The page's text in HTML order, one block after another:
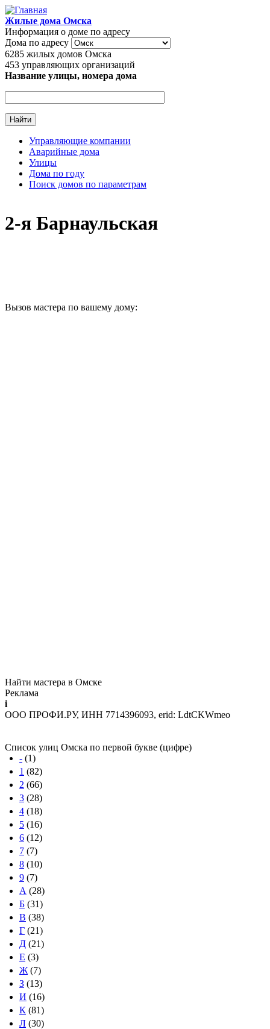
Перейти к основному содержанию
Жилые дома Омска
Информация о доме по адресу
Дома по адресу
6285 жилых домов Омска
453 управляющих организаций
Название улицы, номера дома
Главное меню
Управляющие компании
Аварийные дома
Улицы
Дома по году
Поиск домов по параметрам
2-я Барнаульская
Вызов мастера по вашему дому:
Найти мастера в Омске
Реклама
i
ООО ПРОФИ.РУ, ИНН 7714396093, erid: LdtCKWmeo
Список улиц Омска по первой букве (цифре)
- (1)
1 (82)
2 (66)
3 (28)
4 (18)
5 (16)
6 (12)
7 (7)
8 (10)
9 (7)
А (28)
Б (31)
В (38)
Г (21)
Д (21)
Е (3)
Ж (7)
З (13)
И (16)
К (81)
Л (30)